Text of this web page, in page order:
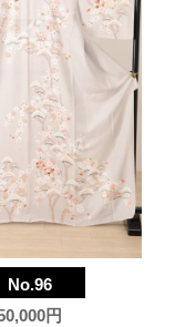
No.96
円